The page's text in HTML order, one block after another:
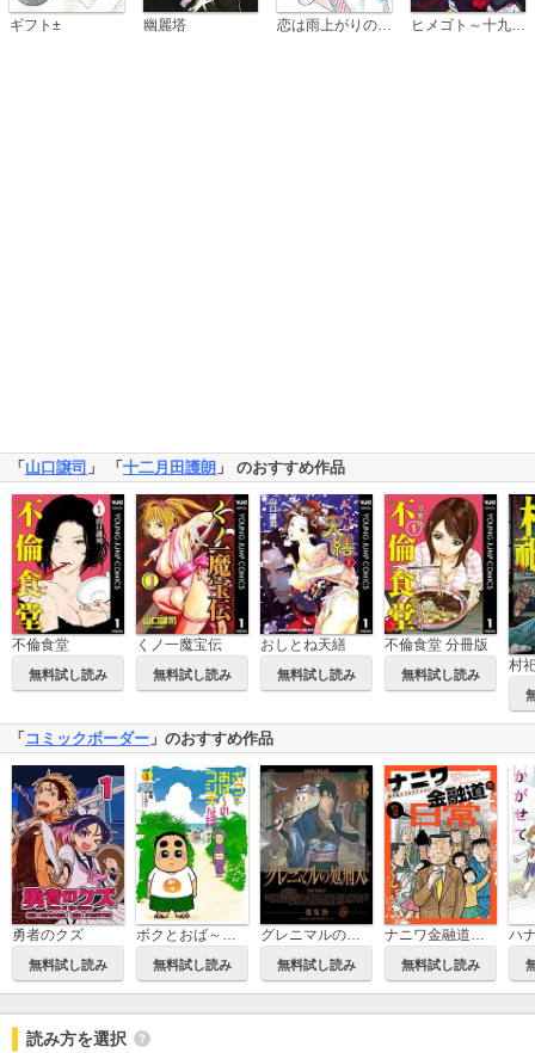
ギフト± 幽麗塔 ヒメゴト～十九歳の制服～
「山口譲司 」 「十二月田護朗 」 のおすすめ作品
不倫食堂
無料試し読み
くノ一魔宝伝
無料試し読み
おしとね天繕
無料試し読み
不倫食堂 分冊版
無料試し読み
村
「コミックボーダー 」のおすすめ作品
勇者のクズ
無料試し読み
ボクとおば～のフシギな話
無料試し読み
グレニマルの処刑人
無料試し読み
ナニワ金融道的な日常
無料試し読み
読み方を選択